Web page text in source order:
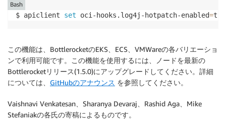
$ apiclient set oci-hooks.log4j-hotpatch-enabled=
Bash
この機能は、BottlerocketのEKS、ECS、VMWareの各バリエーショ
ンで利用可能です。この機能を使用するには、ノードを最新の
Bottlerocketリリース(1.5.0)にアップグレードしてください。詳細
については、 GitHubのアナウンス を参照してください。
Vaishnavi Venkatesan、Sharanya Devaraj、Rashid Aga、Mike
Stefaniakの各氏の寄稿によるものです。